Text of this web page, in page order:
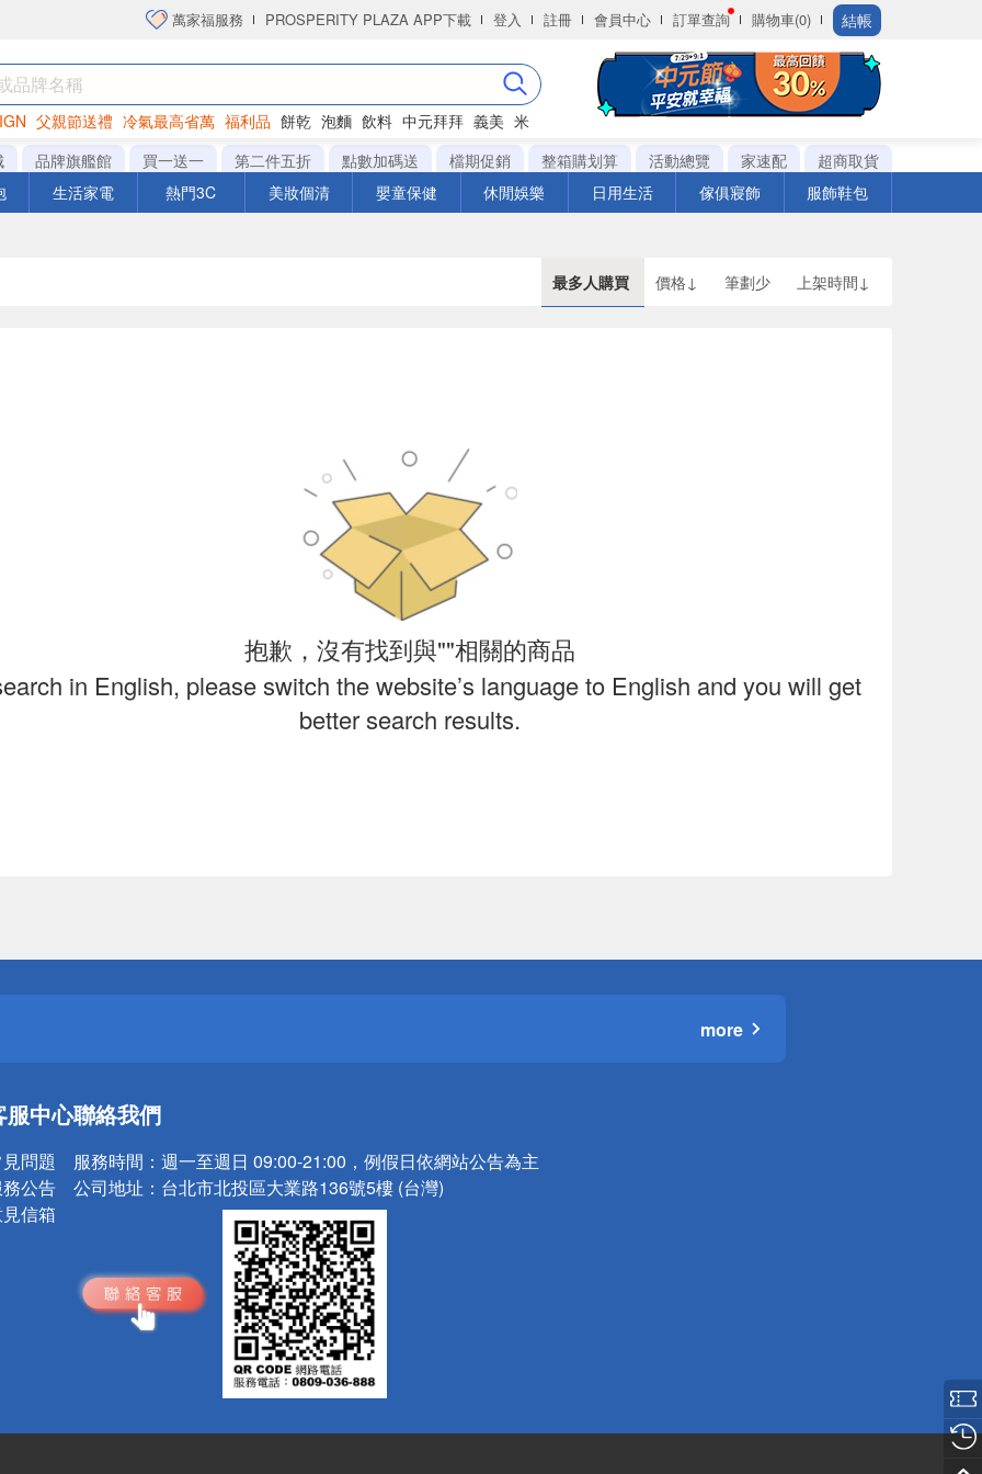
萬家福服務 PROSPERITY PLAZA APP下載 登入 註冊 會員中心 訂單查詢 購物車(0) 結帳
父親節送禮 冷氣最高省萬 福利品 餅乾 泡麵 飲料 中元拜拜 義美 米
洋芋片
品牌旗艦館 買一送一 第二件五折 點數加碼送 檔期促銷 整箱購划算 活動總覽 家速配
超商取貨
生活家電 熱門3C 美妝個清 嬰童保健 休閒娛樂 日用生活 傢俱寢飾 服飾鞋包
最多人購買 價格↓ 筆劃少 上架時間↓
抱歉，沒有找到與""相關的商品
in English, please switch the website’s language to English and you will get
better search results.
小心！
小心！
more
服中心
問題
公告
信箱
聯絡我們
服務時間： 週一至週日 09:00-21:00，例假日依網站公告為主
公司地址： 台北市北投區大業路136號5樓 (台灣)